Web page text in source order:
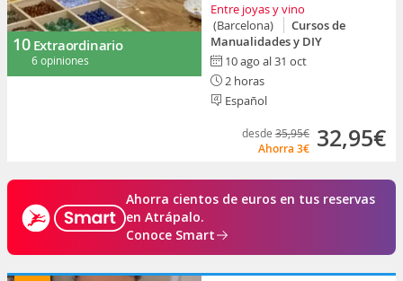
10 Extraordinario
6 opiniones
Entre joyas y vino
(Barcelona)
Cursos de
Manualidades y DIY
10 ago al 31 oct
2 horas
Español
desde 35,95€
Ahorra 3€ 32,95€
Ahorra cientos de euros en tus reservas
en Atrápalo.
Conoce Smart